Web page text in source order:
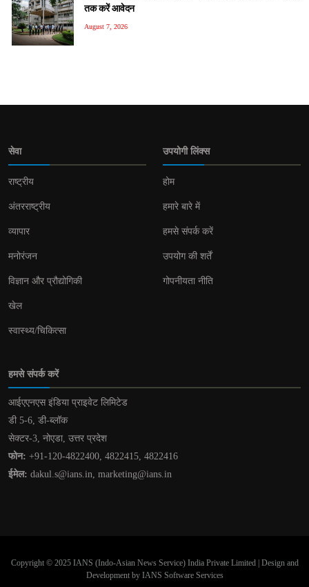
तक करें आवेदन
August 7, 2026
सेवा
राष्ट्रीय
अंतरराष्ट्रीय
व्यापार
मनोरंजन
विज्ञान और प्रौद्योगिकी
खेल
स्वास्थ्य/चिकित्सा
उपयोगी लिंक्स
होम
हमारे बारे में
हमसे संपर्क करें
उपयोग की शर्तें
गोपनीयता नीति
हमसे संपर्क करें
आईएएनएस इंडिया प्राइवेट लिमिटेड
डी 5-6, डी-ब्लॉक
सेक्टर-3, नोएडा, उत्तर प्रदेश
फोन: +91-120-4822400, 4822415, 4822416
ईमेल: dakul.s@ians.in, marketing@ians.in
Copyright © 2025 IANS (Indo-Asian News Service) India Private Limited | Design and
Development by IANS Software Services